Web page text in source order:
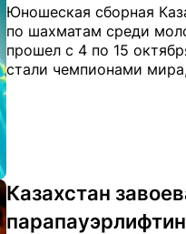
Юношеская сборная
по шахматам среди
прошел с 4 по 15
стали чемпионами
Казахстан